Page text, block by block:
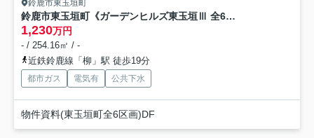
鈴鹿市東玉垣町
鈴鹿市東玉垣町《ガーデンヒルズ東玉垣Ⅲ 全6区画》
1,230万円
- / 254.16㎡ / -
近鉄鈴鹿線「柳」駅 徒歩19分
都市ガス 電気有 公共下水
物件資料(東玉垣町全6区画)DF